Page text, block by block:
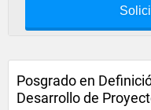
Posgrado en
Desarrollo de